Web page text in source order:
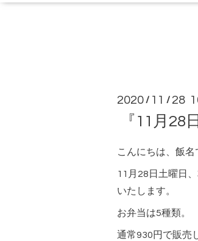
2020 / 11 / 28
『11月28
こんにちは、飯名
11月28日土曜日
いたします。
お弁当は5種類。
通常930円で販売